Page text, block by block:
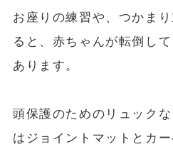
お座りの練習や、つかま
ると、赤ちゃんが転倒し
あります。
頭保護のためのリュック
はジョイントマットとカ